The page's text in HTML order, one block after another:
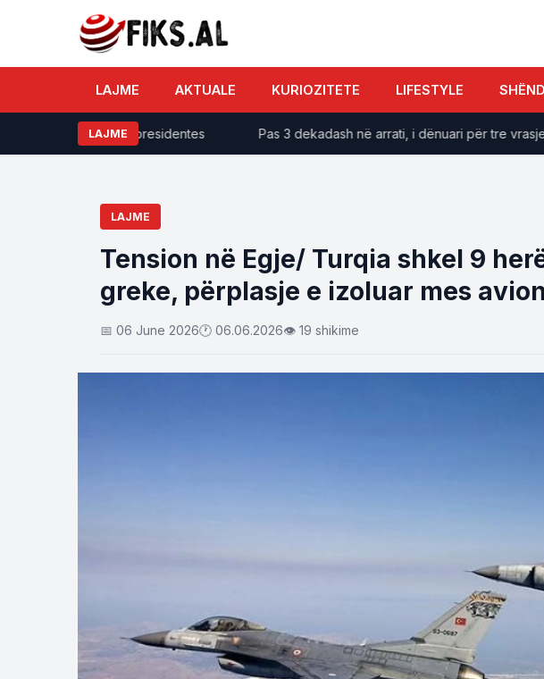
LAJME AKTUALE KURIOZITETE LIFESTYLE
LAJME
e detyrës së presidentes Pas 3 dekadash në arrati, i dënuari për tre vrasje
LAJME
Tension në Egje/ Turqia shkel 9
greke, përplasje e izoluar mes
📅 06 June 2026🕐 06.06.2026👁 19 shikime